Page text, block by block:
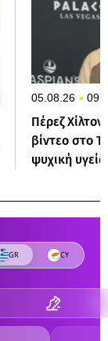
05.08.26
Πέρεζ
βίντεο στο
ψυχική